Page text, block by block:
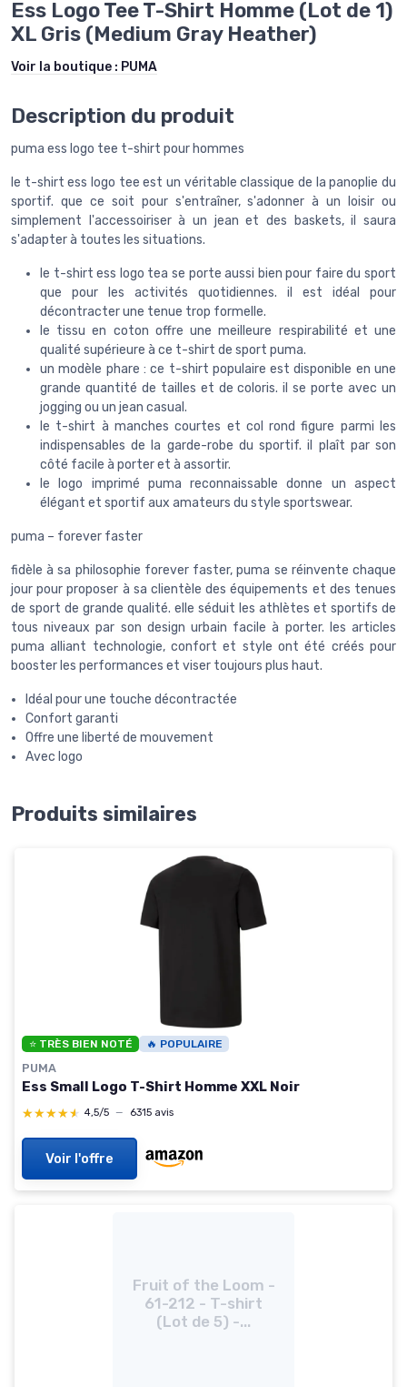
Ess Logo Tee T-Shirt Homme (Lot de 1)
XL Gris (Medium Gray Heather)
Voir la boutique : PUMA
Description du produit
puma ess logo tee t-shirt pour hommes
le t-shirt ess logo tee est un véritable classique de la panoplie du
sportif. que ce soit pour s'entraîner, s'adonner à un loisir ou
simplement l'accessoiriser à un jean et des baskets, il saura
s'adapter à toutes les situations.
le t-shirt ess logo tea se porte aussi bien pour faire du sport
que pour les activités quotidiennes. il est idéal pour
décontracter une tenue trop formelle.
le tissu en coton offre une meilleure respirabilité et une
qualité supérieure à ce t-shirt de sport puma.
un modèle phare : ce t-shirt populaire est disponible en une
grande quantité de tailles et de coloris. il se porte avec un
jogging ou un jean casual.
le t-shirt à manches courtes et col rond figure parmi les
indispensables de la garde-robe du sportif. il plaît par son
côté facile à porter et à assortir.
le logo imprimé puma reconnaissable donne un aspect
élégant et sportif aux amateurs du style sportswear.
puma – forever faster
fidèle à sa philosophie forever faster, puma se réinvente chaque
jour pour proposer à sa clientèle des équipements et des tenues
de sport de grande qualité. elle séduit les athlètes et sportifs de
tous niveaux par son design urbain facile à porter. les articles
puma alliant technologie, confort et style ont été créés pour
booster les performances et viser toujours plus haut.
Idéal pour une touche décontractée
Confort garanti
Offre une liberté de mouvement
Avec logo
Produits similaires
⭐ TRÈS BIEN NOTÉ 🔥 POPULAIRE
PUMA
Ess Small Logo T-Shirt Homme XXL Noir
★★★★★
★★★★★ 4,5/5 — 6315 avis
Voir l'offre
Fruit of the Loom -
61-212 - T-shirt
(Lot de 5) -...